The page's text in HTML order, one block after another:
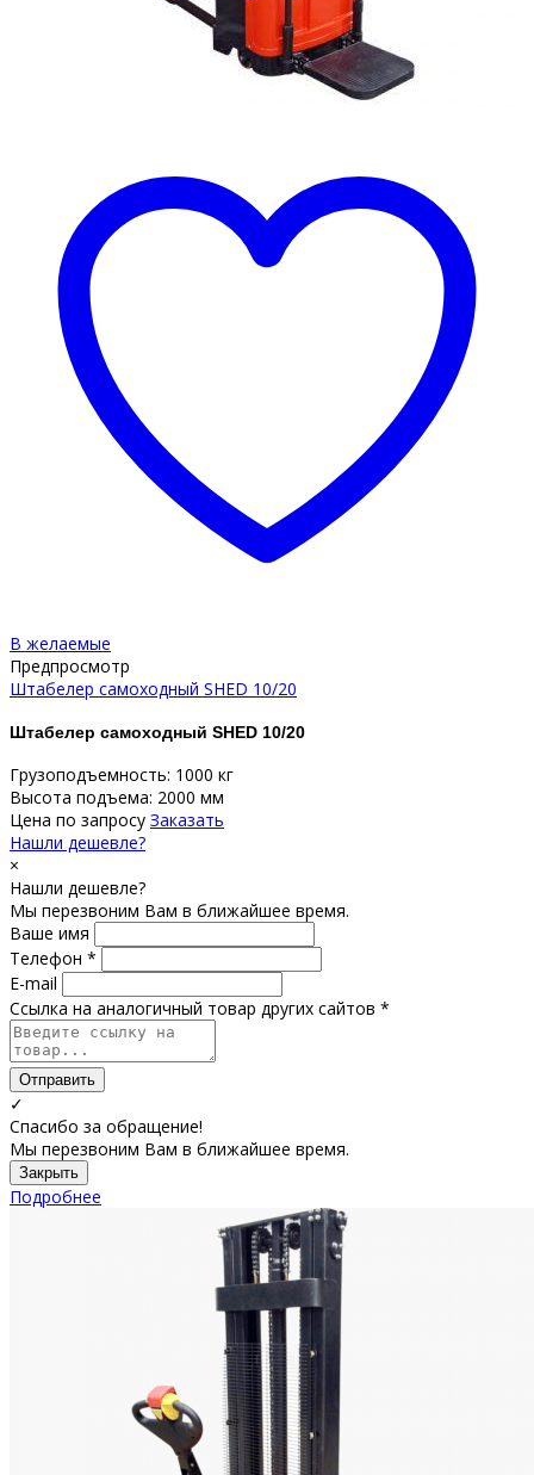
В желаемые
Предпросмотр
Штабелер самоходный SHED 10/20
Штабелер самоходный SHED 10/20
Грузоподъемность: 1000 кг
Высота подъема: 2000 мм
Цена по запросу Заказать
Нашли дешевле?
×
Нашли дешевле?
Мы перезвоним Вам в ближайшее время.
Ваше имя
Телефон *
E-mail
Ссылка на аналогичный товар других сайтов *
Отправить
✓
Спасибо за обращение!
Мы перезвоним Вам в ближайшее время.
Закрыть
Подробнее